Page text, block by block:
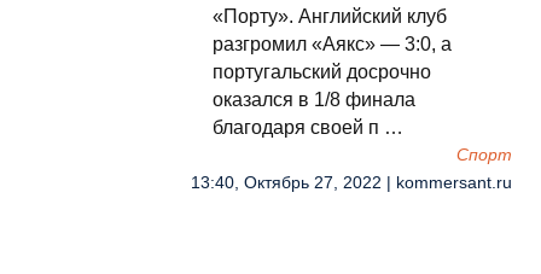
«Порту». Английский клуб
разгромил «Аякс» — 3:0, а
португальский досрочно
оказался в 1/8 финала
благодаря своей п …
Спорт
13:40, Октябрь 27, 2022 | kommersant.ru